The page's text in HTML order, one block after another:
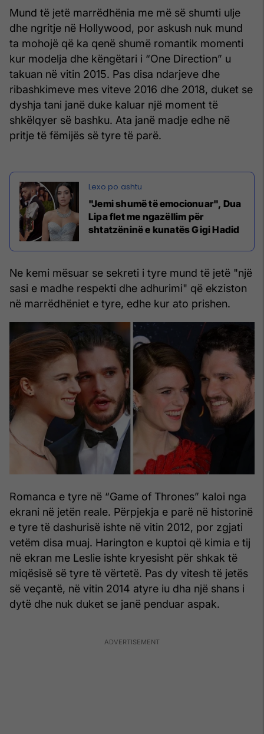
Mund të jetë marrëdhënia me më së shumti ulje
dhe ngritje në Hollywood, por askush nuk mund
ta mohojë që ka qenë shumë romantik momenti
kur modelja dhe këngëtari i “One Direction” u
takuan në vitin 2015. Pas disa ndarjeve dhe
ribashkimeve mes viteve 2016 dhe 2018, duket se
dyshja tani janë duke kaluar një moment të
shkëlqyer së bashku. Ata janë madje edhe në
pritje të fëmijës së tyre të parë.
"Jemi shumë të emocionuar", Dua
Lipa flet me ngazëllim për
shtatzëninë e kunatës Gigi Hadid
Ne kemi mësuar se sekreti i tyre mund të jetë "një
sasi e madhe respekti dhe adhurimi" që ekziston
në marrëdhëniet e tyre, edhe kur ato prishen.
Romanca e tyre në “Game of Thrones” kaloi nga
ekrani në jetën reale. Përpjekja e parë në historinë
e tyre të dashurisë ishte në vitin 2012, por zgjati
vetëm disa muaj. Harington e kuptoi që kimia e tij
në ekran me Leslie ishte kryesisht për shkak të
miqësisë së tyre të vërtetë. Pas dy vitesh të jetës
së veçantë, në vitin 2014 atyre iu dha një shans i
dytë dhe nuk duket se janë penduar aspak.